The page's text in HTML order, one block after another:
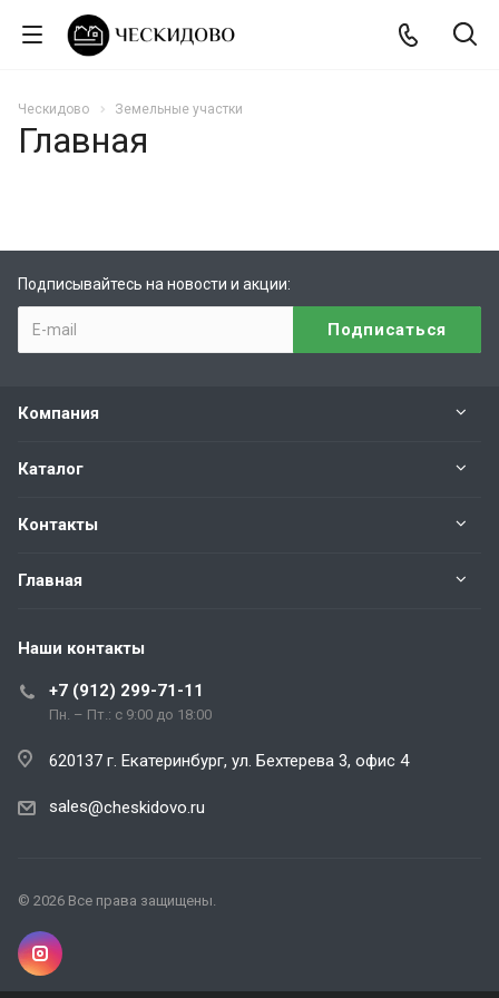
Ческидово Земельные участки
Главная
Подписывайтесь на новости и акции:
Компания
Каталог
Контакты
Главная
Наши контакты
+7 (912) 299-71-11
Пн. – Пт.: с 9:00 до 18:00
620137 г. Екатеринбург, ул. Бехтерева 3, офис 4
sales@cheskidovo.ru
© 2026 Все права защищены.